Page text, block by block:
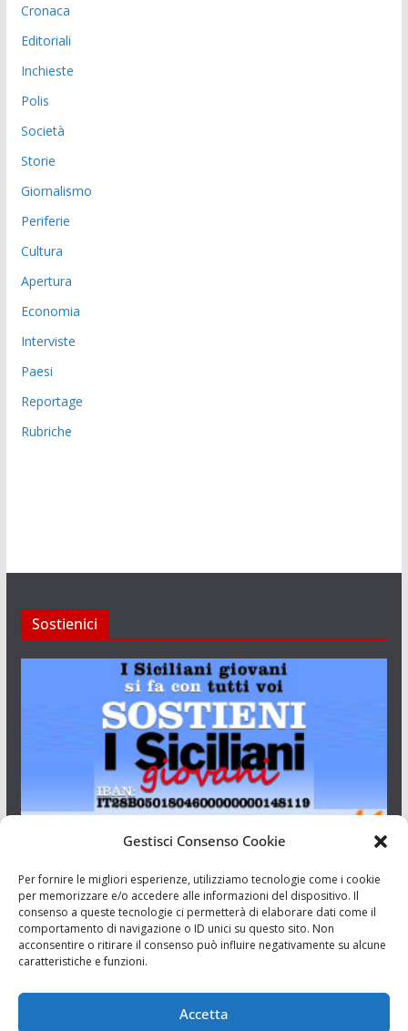
Gestisci Consenso Cookie
Per fornire le migliori esperienze, utilizziamo tecnologie come i cookie
per memorizzare e/o accedere alle informazioni del dispositivo. Il
consenso a queste tecnologie ci permetterà di elaborare dati come il
comportamento di navigazione o ID unici su questo sito. Non
acconsentire o ritirare il consenso può influire negativamente su alcune
caratteristiche e funzioni.
Accetta
Cronaca
Editoriali
Inchieste
Polis
Società
Storie
Giornalismo
Periferie
Cultura
Apertura
Economia
Interviste
Paesi
Reportage
Rubriche
Sostienici
Aut. del tribunale di Catania n.23/2011 del 20/09/2011 Dir.
Resp. Riccardo Orioles.
Associazione Culturale I Siciliani Giovani